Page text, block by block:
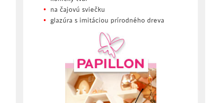
na čajovú sviečku
glazúra s imitáciou prírodného dreva